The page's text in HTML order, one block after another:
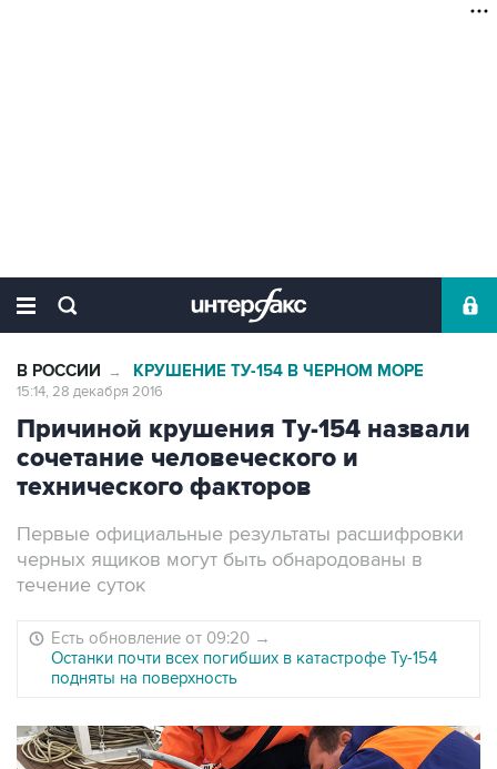
В РОССИИ → КРУШЕНИЕ ТУ-154 В ЧЕРНОМ МОРЕ
15:14, 28 декабря 2016
Причиной крушения Ту-154 назвали
сочетание человеческого и
технического факторов
Первые официальные результаты расшифровки
черных ящиков могут быть обнародованы в
течение суток
Есть обновление от 09:20 →
Останки почти всех погибших в катастрофе Ту-154
подняты на поверхность